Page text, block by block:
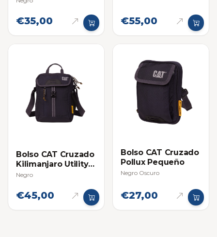
€35,00 €55,00
Bolso CAT Cruzado
Kilimanjaro Utility
Bag
Negro
€45,00
Bolso CAT Cruzado
Pollux Pequeño
Negro Oscuro
€27,00